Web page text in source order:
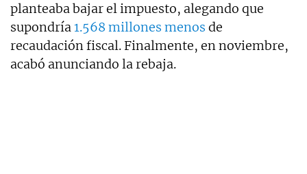
planteaba bajar el impuesto, alegando que
supondría1.568 millones menos de
recaudación fiscal. Finalmente, en noviembre,
acabó anunciando la rebaja.